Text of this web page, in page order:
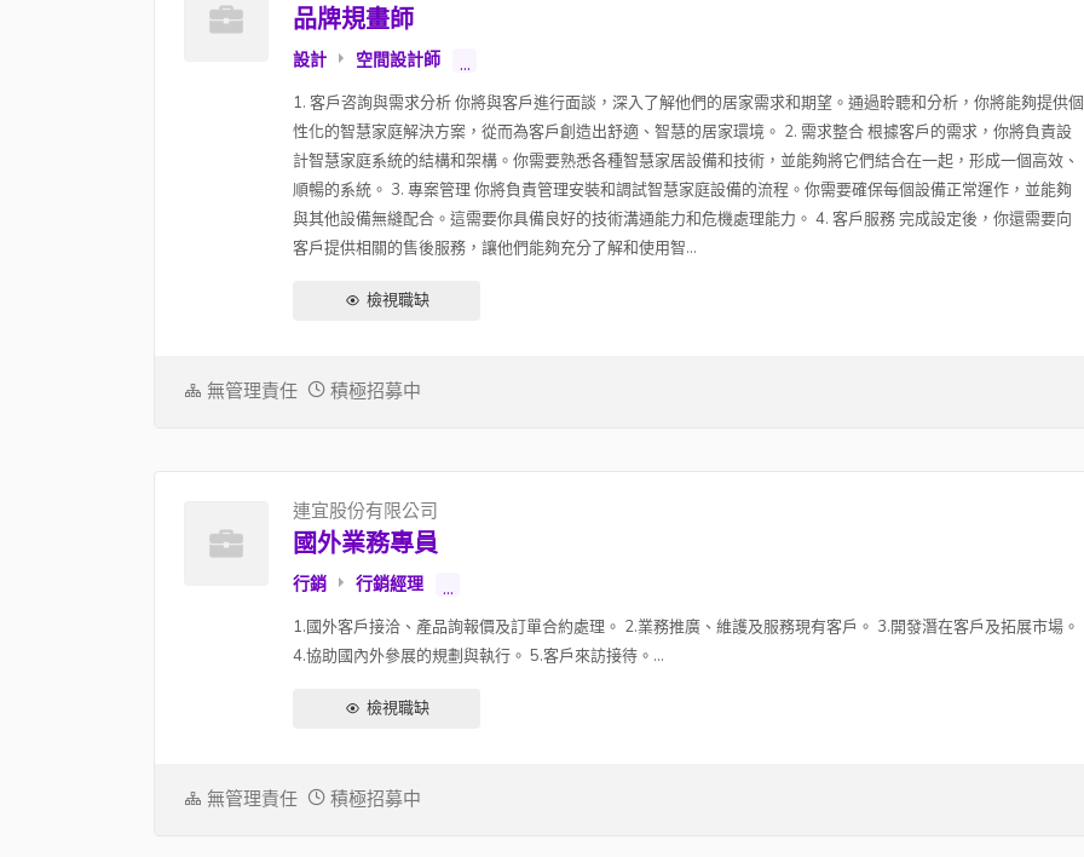
品牌規畫師
設計 空間設計師 ...
1. 客戶咨詢與需求分析 你將與客戶進行面談，深入了解他們的居家需求和期望。通過聆聽和分析，你將能夠提供個
性化的智慧家庭解決方案，從而為客戶創造出舒適、智慧的居家環境。 2. 需求整合 根據客戶的需求，你將負責設
計智慧家庭系統的結構和架構。你需要熟悉各種智慧家居設備和技術，並能夠將它們結合在一起，形成一個高效、
順暢的系統。 3. 專案管理 你將負責管理安裝和調試智慧家庭設備的流程。你需要確保每個設備正常運作，並能夠
與其他設備無縫配合。這需要你具備良好的技術溝通能力和危機處理能力。 4. 客戶服務 完成設定後，你還需要向
客戶提供相關的售後服務，讓他們能夠充分了解和使用智...
檢視職缺
無管理責任 積極招募中
連宜股份有限公司
國外業務專員
行銷 行銷經理 ...
1.國外客戶接洽、產品詢報價及訂單合約處理。 2.業務推廣、維護及服務現有客戶。 3.開發潛在客戶及拓展市場。
4.協助國內外參展的規劃與執行。 5.客戶來訪接待。...
檢視職缺
無管理責任 積極招募中